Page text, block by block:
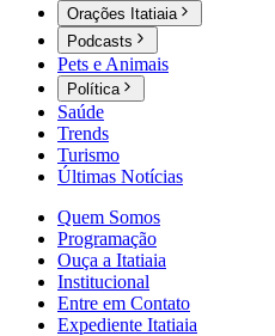
Orações Itatiaia
Podcasts
Pets e Animais
Política
Saúde
Trends
Turismo
Últimas Notícias
Quem Somos
Programação
Ouça a Itatiaia
Institucional
Entre em Contato
Expediente Itatiaia